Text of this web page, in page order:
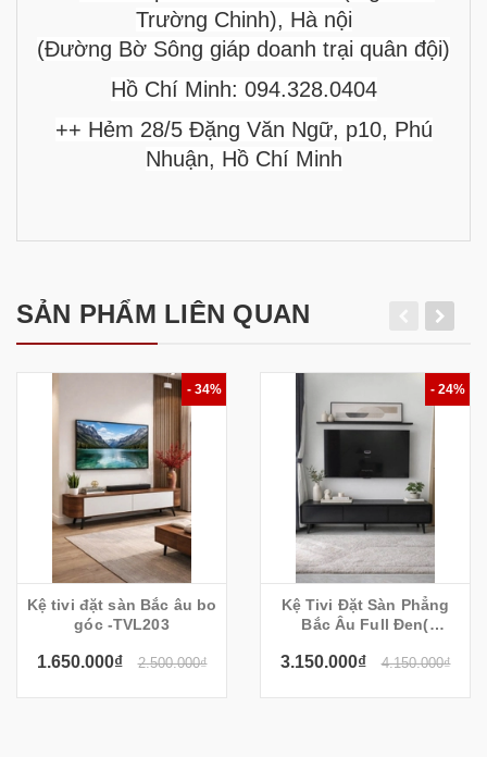
Trường Chinh), Hà nội
(Đường Bờ Sông giáp doanh trại quân đội)
Hồ Chí Minh: 094.328.0404
++ Hẻm 28/5 Đặng Văn Ngữ, p10, Phú
Nhuận, Hồ Chí Minh
SẢN PHẨM LIÊN QUAN
- 34%
Kệ tivi đặt sàn Bắc âu bo
góc -TVL203
1.650.000₫ 2.500.000₫
- 24%
Kệ Tivi Đặt Sàn Phẳng
Bắc Âu Full Đen(
3.150.000₫ 4.150.000₫